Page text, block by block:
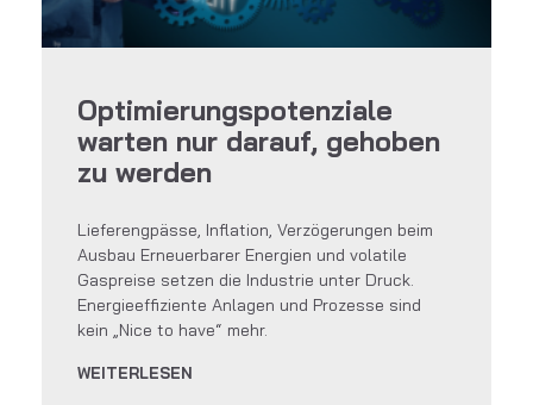
Optimierungspotenziale
warten nur darauf, gehoben
zu werden
Lieferengpässe, Inflation, Verzögerungen beim
Ausbau Erneuerbarer Energien und volatile
Gaspreise setzen die Industrie unter Druck.
Energieeffiziente Anlagen und Prozesse sind
kein „Nice to have“ mehr.
WEITERLESEN